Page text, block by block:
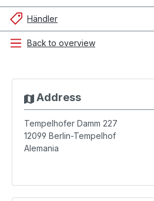
Händler
Back to overview
Address
Tempelhofer Damm 227
12099 Berlin-Tempelhof
Alemania